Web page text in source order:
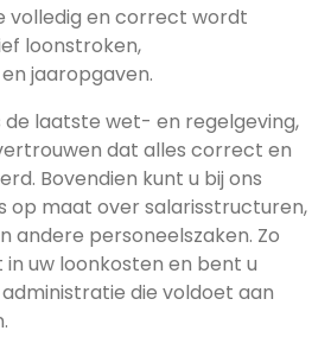
volledig en correct wordt
loonstroken,
jaaropgaven.
de laatste wet- en regelgeving,
dat alles correct en
Bovendien kunt u bij ons
op maat over salarisstructuren,
andere personeelszaken. Zo
uw loonkosten en bent u
die voldoet aan